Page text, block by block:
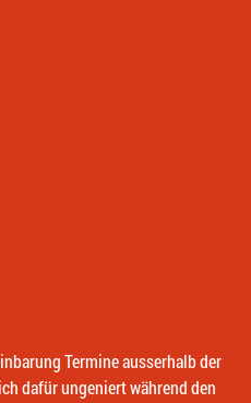
Termine ausserhalb der
dafür ungeniert während den